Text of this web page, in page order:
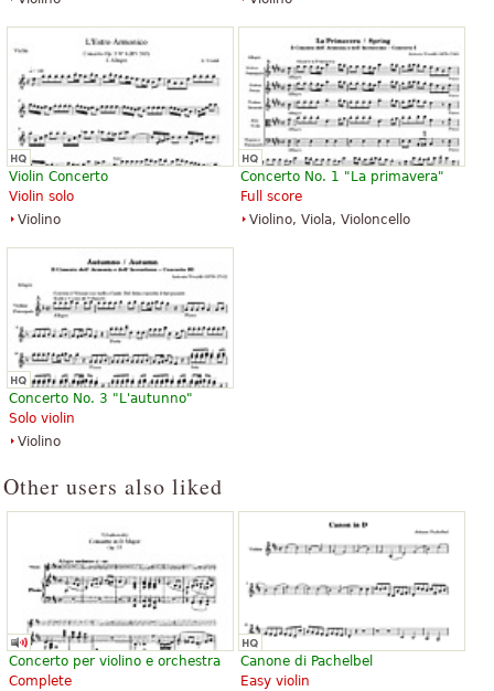
Piano, Violin
Ricordi
Trumpet
Eighth Note Publications
Orchestra, String orchestra
Alfred Publishing
Violin Concerto
Violin solo
Violino
Concerto No. 1 "La primavera"
Full score
Violino, Viola, Violoncello
Concerto No. 3 "L'autunno"
Solo violin
Violino
Other users also liked
Concerto per violino e orchestra
Complete
Canone di Pachelbel
Easy violin